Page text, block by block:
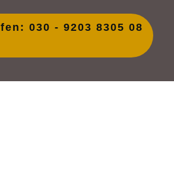
030 - 9203 8305 08